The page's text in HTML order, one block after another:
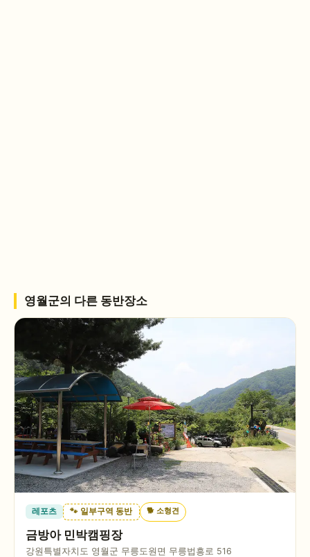
영월군의 다른 동반장소
레포츠 🐾 일부구역 동반 🐕 소형견
금방아 민박캠핑장
강원특별자치도 영월군 무릉도원면 무릉법흥로 516